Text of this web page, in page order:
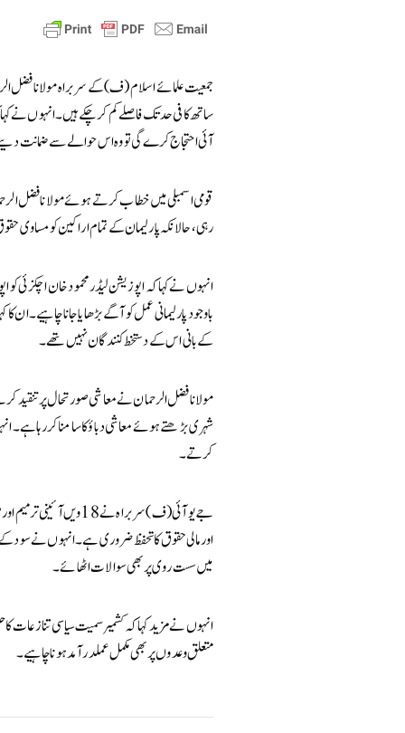
جمعیت علمائے اسلام (ف) کے سربراہ مولانا فضل
ساتھ کافی حد تک فاصلے کم کر چکے ہیں۔ انہوں
آئی احتجاج کرے گی تو وہ اس حوالے سے ضمانت دینے
قومی اسمبلی میں خطاب کرتے ہوئے مولانا فضل
رہی، حالانکہ پارلیمان کے تمام اراکین کو مساوی
انہوں نے کہا کہ اپوزیشن لیڈر محمود خان
باوجود پارلیمانی عمل کو آگے بڑھایا جانا چاہیے۔ ان
کے بانی اس کے دستخط کنندگان نہیں تھے۔
مولانا فضل الرحمان نے معاشی صورتحال پر تنقید
شہری بڑھتے ہوئے معاشی دباؤ کا سامنا کر رہا ہے۔
کرتے۔
جے یو آئی (ف) سربراہ
اور مالی حقوق کا تحفظ ضروری ہے۔ انہوں نے سود
میں سست روی پر بھی سوالات اٹھائے۔
انہوں نے مزید کہا کہ کشمیر سمیت سیاسی تنازعات
متعلق وعدوں پر بھی مکمل عملدرآمد ہونا چاہیے۔